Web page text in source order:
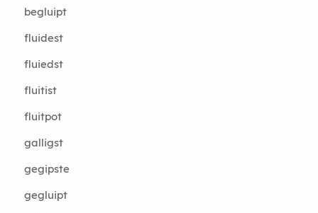
begluipt
fluidest
fluiedst
fluitist
fluitpot
galligst
gegipste
gegluipt